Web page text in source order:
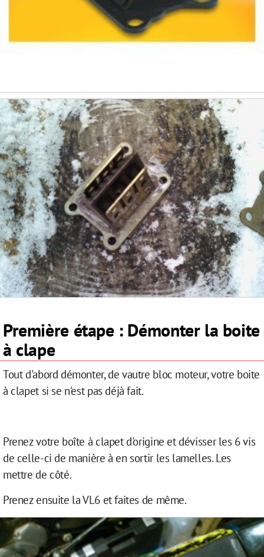
Première étape : Démonter la boite
à clape
Tout d'abord démonter, de vautre bloc moteur, votre boite
à clapet si se n'est pas déjà fait.
Prenez votre boîte à clapet d'origine et dévisser les 6 vis
de celle-ci de manière à en sortir les lamelles. Les
mettre de côté.
Prenez ensuite la VL6 et faites de même.